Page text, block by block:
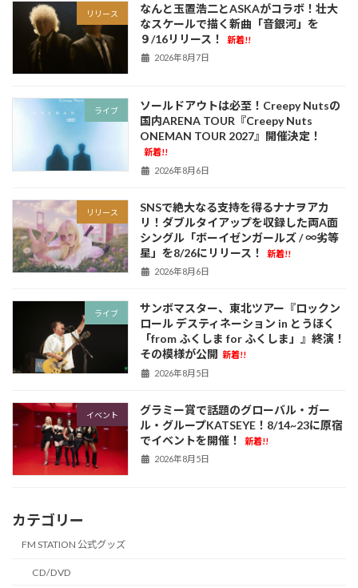
リリース
なんと玉置浩二とASKAがコラボ！壮大
なスケールで描く新曲「音銀河」を
９/16リリース！
新着!!
2026年8月7日
ライブ
ソールドアウトは必至！Creepy Nutsの
国内ARENA TOUR『Creepy Nuts
ONEMAN TOUR 2027』開催決定！
新着!!
2026年8月6日
リリース
SNSで絶大なる支持を得るナナヲアカ
リ！ダブルタイアップを収録した両A面
シングル「ボーイゼンガールズ / ∞劣等
星」を8/26にリリース！
新着!!
2026年8月6日
ライブ
サンボマスター、東北ツアー『ロックン
ロール デスティネーション in とうほく
「from ふくしま for ふくしま」』終演！
その模様が公開 新着!!
2026年8月5日
イベント
グラミー賞で話題のグローバル・ガー
ル・グループKATSEYE！8/14~23に原宿
でイベントを開催！
新着!!
2026年8月5日
カテゴリー
FM STATION 公式グッズ
CD/DVD